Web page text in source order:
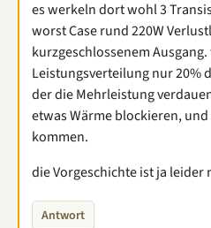
es werkeln dort wohl 3
worst Case rund 220W
kurzgeschlossenem
Leistungsverteilung nur 20%
der die Mehrleistung
etwas Wärme blockieren,
kommen.
die Vorgeschichte ist ja leider
Antwort